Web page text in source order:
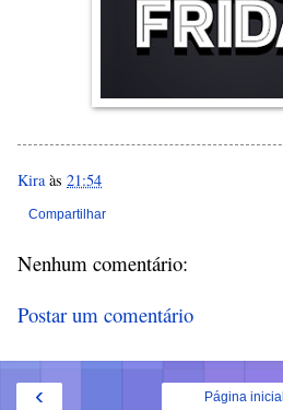
Kira às 21:54
Compartilhar
Nenhum comentário:
Postar um comentário
‹ Página inicial